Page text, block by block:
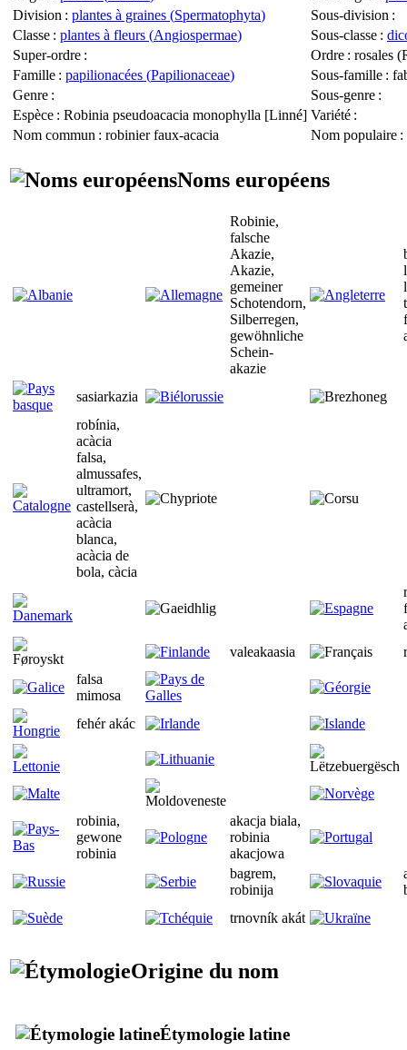
Division : plantes à graines (Spermatophyta) Sous-division :
Classe : plantes à fleurs (Angiospermae) Sous-classe :
Super-ordre : Ordre : rosales (
Famille : papilionacées (Papilionaceae) Sous-famille :
Genre : Sous-genre :
Espèce : Robinia pseudoacacia monophylla [Linné] Variété :
Nom commun : robinier faux-acacia Nom populaire :
Noms européens
Robinie,
falsche
Akazie,
Akazie,
gemeiner
Schotendorn,
Silberregen,
gewöhnliche
Schein-
akazie
sasiarkazia
robínia,
acàcia
falsa,
almussafes,
ultramort,
castellserà,
acàcia
blanca,
acàcia de
bola, càcia
valeakaasia
falsa
mimosa
fehér akác
robinia,
gewone
robinia
akacja biala,
robinia
akacjowa
bagrem,
robinija
trnovník akát
Origine du nom
Étymologie latine